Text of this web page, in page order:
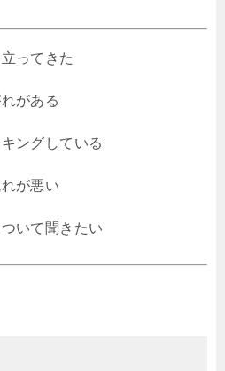
ってきた
がある
ングしている
が悪い
いて聞きたい